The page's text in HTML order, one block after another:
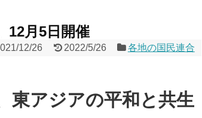
12月5日開催
12/26 2022/5/26 各地の国民連合
東アジアの平和と共生